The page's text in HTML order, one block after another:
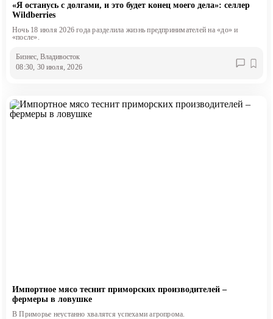
«Я останусь с долгами, и это будет конец моего дела»: селлер
Wildberries
Ночь 18 июля 2026 года разделила жизнь предпринимателей на «до» и
«после».
Бизнес, Владивосток
08:30, 30 июля, 2026
Импортное мясо теснит приморских производителей –
фермеры в ловушке
В Приморье неустанно хвалятся успехами агропрома.